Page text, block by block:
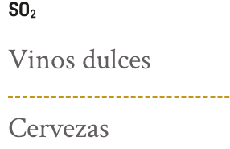
Vinos dulces
Cervezas